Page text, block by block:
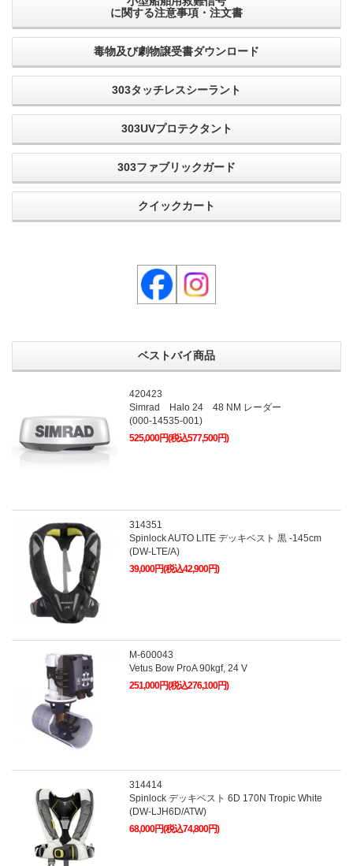
に関する注意事項・注文書
毒物及び劇物譲受書ダウンロード
303タッチレスシーラント
303UVプロテクタント
303ファブリックガード
クイックカート
ベストバイ商品
420423
Simrad Halo 24 48 NM レーダー
(000-14535-001)
525,000円(税込577,500円)
314351
Spinlock AUTO LITE デッキベスト 黒 -145cm
(DW-LTE/A)
39,000円(税込42,900円)
M-600043
Vetus Bow ProA 90kgf, 24 V
251,000円(税込276,100円)
314414
Spinlock デッキベスト 6D 170N Tropic White
(DW-LJH6D/ATW)
68,000円(税込74,800円)